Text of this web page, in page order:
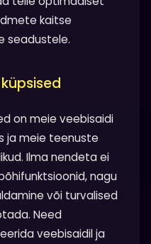
kaitse
seadustele.
on meie veebisaidi
ja meie teenuste
Ilma nendeta ei
nagu
või turvalised
Need
veebisaidil ja